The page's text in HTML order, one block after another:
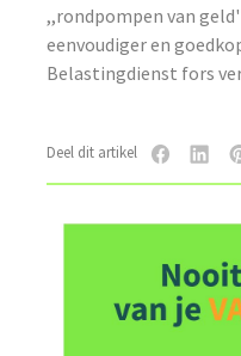
,,rondpompen van
eenvoudiger en
Belastingdienst fors
Deel dit artikel